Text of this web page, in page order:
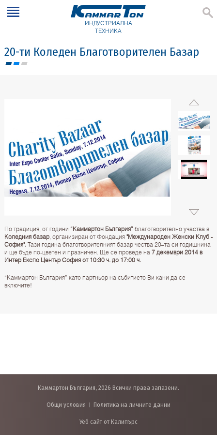
ИНДУСТРИАЛНА
ТЕХНИКА
20-ти Коледен Благотворителен Базар
По традиция, от години “Каммартон България”благотворително участва в
Коледния базар, организиран от Фондация "Международен Женски Клуб -
София".Тази година благотворителният базар чества 20–та си годишнина
и ще бъде по-цветен и празничен. Ще се проведе на 7 декември 2014 в
Интер Експо Център София от 10:30 ч. до 17:00 ч.
“Каммартон България” като партньор на събитието Ви кани да се
включите!
Каммартон България, 2026 Всички права запазени.
Общи условия Политика на личните данни
Уеб сайт от Калипърс